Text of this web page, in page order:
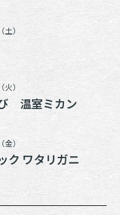
）
）
温室ミカン
）
ク ワタリガニ